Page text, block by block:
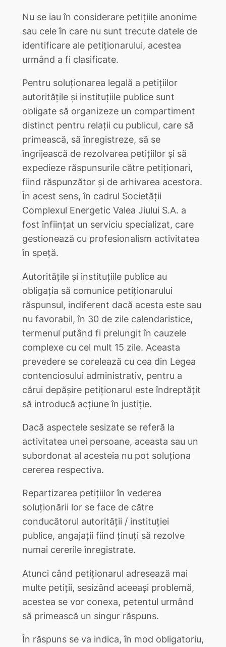
Nu se iau în considerare petiţiile anonime
sau cele în care nu sunt trecute datele de
identificare ale petiţionarului, acestea
urmând a fi clasificate.
Pentru soluţionarea legală a petiţiilor
autorităţile şi instituţiile publice sunt
obligate să organizeze un compartiment
distinct pentru relaţii cu publicul, care să
primească, să înregistreze, să se
îngrijească de rezolvarea petiţiilor şi să
expedieze răspunsurile către petiţionari,
fiind răspunzător şi de arhivarea acestora.
În acest sens, în cadrul Societăţii
Complexul Energetic Valea Jiului S.A. a
fost înfiinţat un serviciu specializat, care
gestionează cu profesionalism activitatea
în speţă.
Autorităţile şi instituţiile publice au
obligaţia să comunice petiţionarului
răspunsul, indiferent dacă acesta este sau
nu favorabil, în 30 de zile calendaristice,
termenul putând fi prelungit în cauzele
complexe cu cel mult 15 zile. Aceasta
prevedere se corelează cu cea din Legea
contenciosului administrativ, pentru a
cărui depăşire petiţionarul este îndreptăţit
să introducă acţiune în justiţie.
Dacă aspectele sesizate se referă la
activitatea unei persoane, aceasta sau un
subordonat al acesteia nu pot soluţiona
cererea respectiva.
Repartizarea petiţiilor în vederea
soluţionării lor se face de către
conducătorul autorităţii / instituţiei
publice, angajaţii fiind ţinuţi să rezolve
numai cererile înregistrate.
Atunci când petiţionarul adresează mai
multe petiţii, sesizând aceeaşi problemă,
acestea se vor conexa, petentul urmând
să primească un singur răspuns.
În răspuns se va indica, în mod obligatoriu,